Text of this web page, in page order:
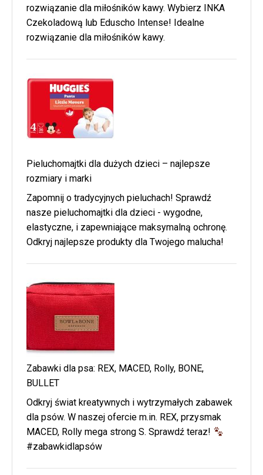
rozwiązanie dla miłośników kawy. Wybierz INKA
Czekoladową lub Eduscho Intense! Idealne
rozwiązanie dla miłośników kawy.
Pieluchomajtki dla dużych dzieci – najlepsze
rozmiary i marki
Zapomnij o tradycyjnych pieluchach! Sprawdź
nasze pieluchomajtki dla dzieci - wygodne,
elastyczne, i zapewniające maksymalną ochronę.
Odkryj najlepsze produkty dla Twojego malucha!
Zabawki dla psa: REX, MACED, Rolly, BONE,
BULLET
Odkryj świat kreatywnych i wytrzymałych zabawek
dla psów. W naszej ofercie m.in. REX, przysmak
MACED, Rolly mega strong S. Sprawdź teraz!
#zabawkidlapsów